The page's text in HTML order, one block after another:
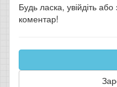
Будь ласка, увійдіть
коментар!